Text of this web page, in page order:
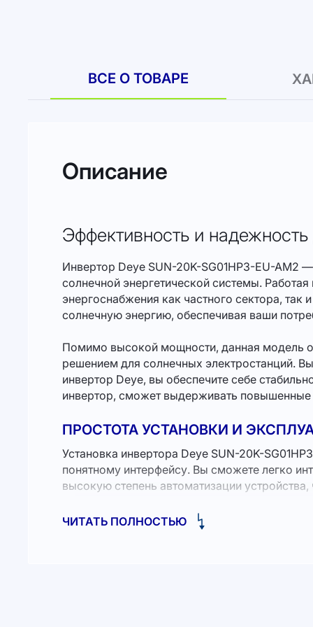
ВСЕ О ТОВАРЕ
Описание
Эффективность и
Инвертор Deye SUN-20K-SG01HP3-EU-AM2
солнечной энергетической системы.
энергоснабжения как частного сектора,
солнечную энергию, обеспечивая ваши
Помимо высокой мощности, данная модель
решением для солнечных электростанций.
инвертор Deye, вы обеспечите себе
инвертор, сможет выдерживать повышенные
ПРОСТОТА УСТАНОВКИ И
Установка инвертора Deye SUN-20K-
понятному интерфейсу. Вы сможете легко
высокую степень автоматизации
Кроме того, у нас в компании есть
для дома и бизнеса на 10 Кв
ЧИТАТЬ ПОЛНОСТЬЮ